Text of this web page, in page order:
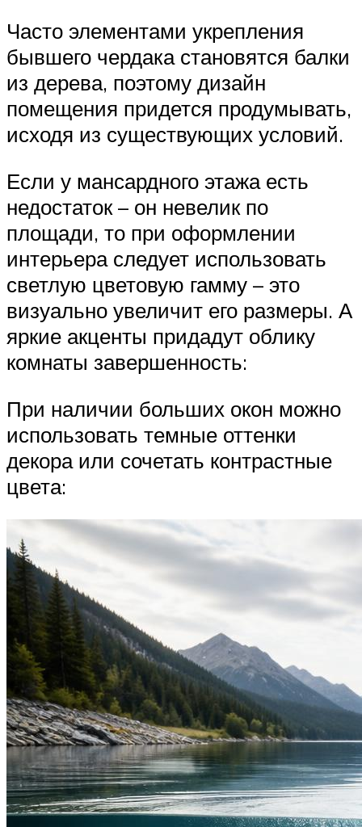
Часто элементами укрепления
бывшего чердака становятся балки
из дерева, поэтому дизайн
помещения придется продумывать,
исходя из существующих условий.
Если у мансардного этажа есть
недостаток – он невелик по
площади, то при оформлении
интерьера следует использовать
светлую цветовую гамму – это
визуально увеличит его размеры. А
яркие акценты придадут облику
комнаты завершенность:
При наличии больших окон можно
использовать темные оттенки
декора или сочетать контрастные
цвета: